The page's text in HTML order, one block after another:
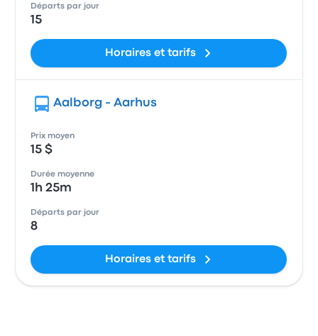
Départs par jour
15
Horaires et tarifs
Aalborg - Aarhus
Prix moyen
15 $
Durée moyenne
1h 25m
Départs par jour
8
Horaires et tarifs